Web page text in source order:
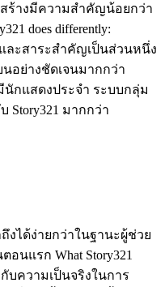
ร้างมีความสำคัญน้อยกว่า
does differently:
ละสาระสำคัญเป็นส่วนหนึ่ง
อย่างชัดเจนมากกว่า
มีนักแสดงประจำ ระบบกลุ่ม
Story321 มากกว่า
าถึงได้ง่ายกว่าในฐานะผู้ช่วย
นแรก What Story321
กับความเป็นจริงในการ